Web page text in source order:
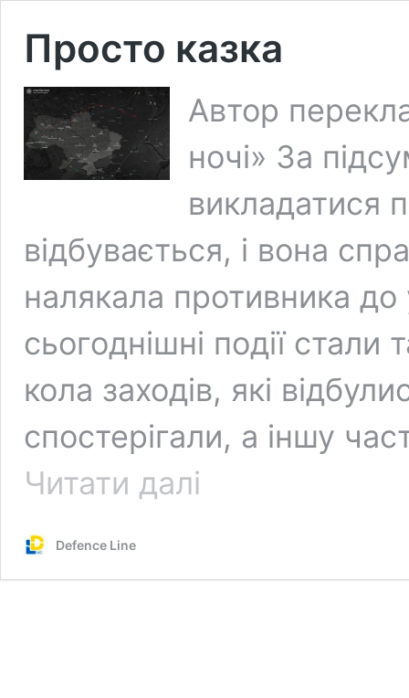
Просто казка
Автор
ночі» За
викладатися
відбувається, і вона
налякала противника
сьогоднішні події
кола заходів, які
спостерігали, а іншу
Читати далі
Defence Line